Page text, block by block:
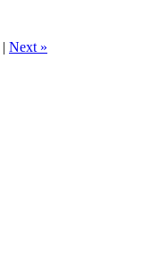
| Next »